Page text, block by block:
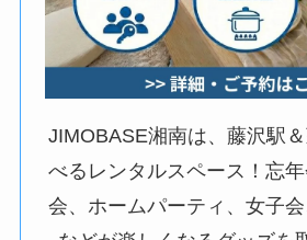
JIMOBASE湘南は、藤沢駅
べるレンタルスペース！忘
会、ホームパーティ、女子